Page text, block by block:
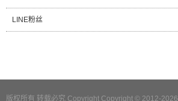
LINE粉丝
版权所有 转载必究 Copyright Copyright © 2012-2026